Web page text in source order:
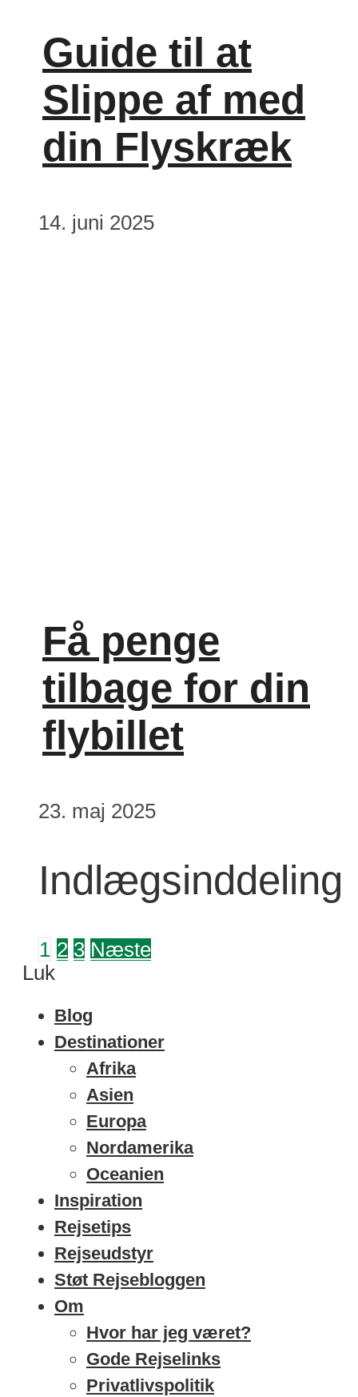
Guide til at
Slippe af med
din Flyskræk
14. juni 2025
Få penge
tilbage for din
flybillet
23. maj 2025
Indlægsinddeling
1 2 3 Næste
Luk
Blog
Destinationer
Afrika
Asien
Europa
Nordamerika
Oceanien
Inspiration
Rejsetips
Rejseudstyr
Støt Rejsebloggen
Om
Hvor har jeg været?
Gode Rejselinks
Privatlivspolitik